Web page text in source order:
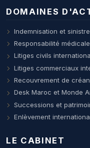
DOMAINES
Indemnisation et
Responsabilité
Litiges civils
Litiges commerciaux
Recouvrement de
Desk Maroc et Monde
Successions et
Enlèvement
LE CABINET